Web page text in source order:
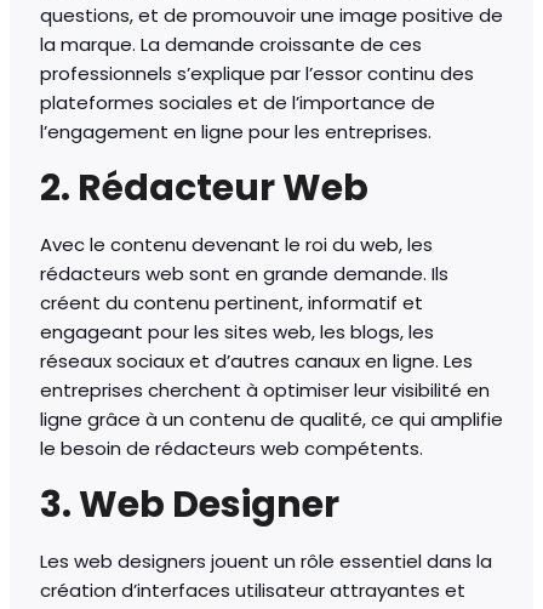
questions, et de promouvoir une image positive de
la marque. La demande croissante de ces
professionnels s’explique par l’essor continu des
plateformes sociales et de l’importance de
l’engagement en ligne pour les entreprises.
2. Rédacteur Web
Avec le contenu devenant le roi du web, les
rédacteurs web sont en grande demande. Ils
créent du contenu pertinent, informatif et
engageant pour les sites web, les blogs, les
réseaux sociaux et d’autres canaux en ligne. Les
entreprises cherchent à optimiser leur visibilité en
ligne grâce à un contenu de qualité, ce qui amplifie
le besoin de rédacteurs web compétents.
3. Web Designer
Les web designers jouent un rôle essentiel dans la
création d’interfaces utilisateur attrayantes et